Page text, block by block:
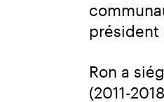
président
Ron a
(2011-